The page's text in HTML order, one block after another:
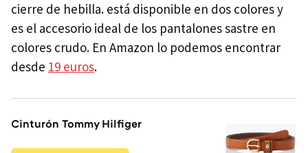
cierre de hebilla. está disponible en dos colores y
es el accesorio ideal de los pantalones sastre en
colores crudo. En Amazon lo podemos encontrar
desde 19 euros.
Cinturón Tommy Hilfiger